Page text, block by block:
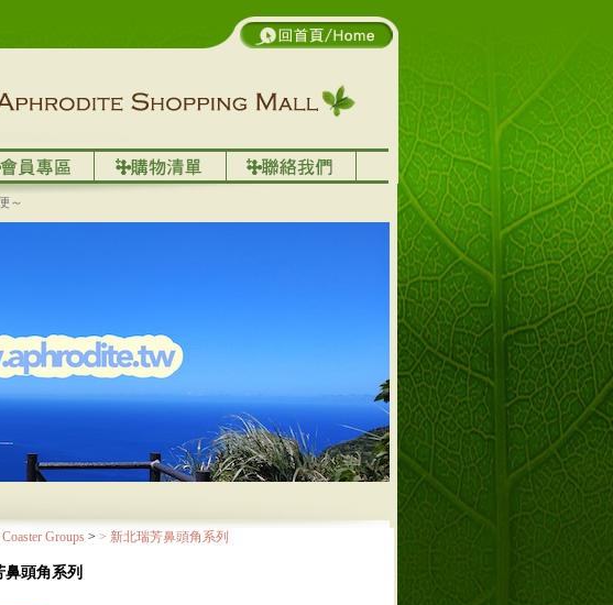
Groups > > 新北瑞芳鼻頭角系列
鼻頭角系列